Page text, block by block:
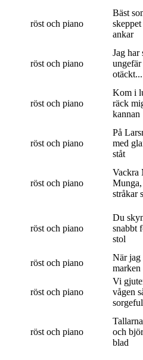
röst och piano
Bäst
ankar
röst och piano
Jag har
otäckt...
röst och piano
Kom i
räck
kannan
röst och piano
På
med
ståt
röst och piano
Vackra
stråkar
röst och piano
Du
snabbt
stol
röst och piano
När jag
marken
röst och piano
Vi
vågen
röst och piano
och
blad